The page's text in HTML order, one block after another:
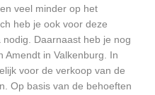
veel minder op het
heb je ook voor deze
Daarnaast heb je nog
Amendt in Valkenburg. In
voor de verkoop van de
Op basis van de behoeften